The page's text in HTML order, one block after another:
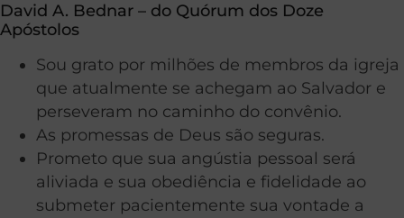
David A. Bednar – do Quórum dos Doze
Apóstolos
Sou grato por milhões de membros da igreja
que atualmente se achegam ao Salvador e
perseveram no caminho do convênio.
As promessas de Deus são seguras.
Prometo que sua angústia pessoal será
aliviada e sua obediência e fidelidade ao
submeter pacientemente sua vontade a